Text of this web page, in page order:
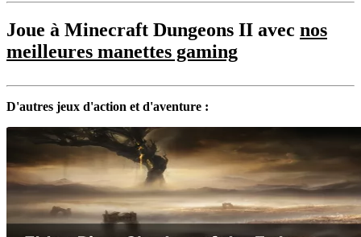
Joue à Minecraft Dungeons II avec nos
meilleures manettes gaming
D'autres jeux d'action et d'aventure :